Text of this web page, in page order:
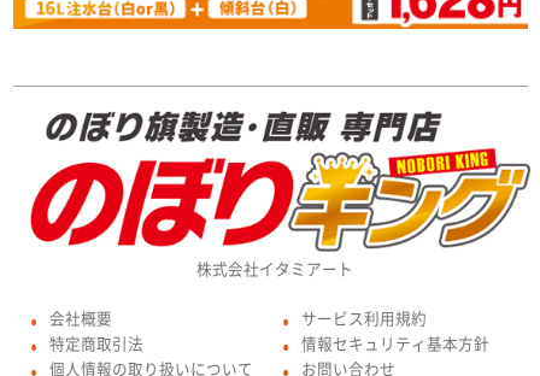
株式会社イタミアート
● 会社概要
● 特定商取引法
● 個人情報の取り扱いについて
● サービス利用規約
● 情報セキュリティ基本方針
● お問い合わせ